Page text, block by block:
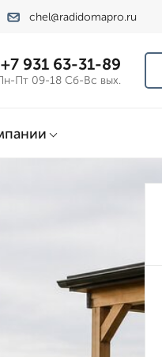
chel@radidomapro.ru
+7 931 63-31-89
Пт 09-18 Сб-Вс вых.